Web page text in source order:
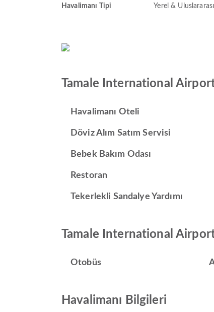
Havalimanı Tipi Yerel & Uluslararası
Tamale International
Havalimanı Oteli
Döviz Alım Satım Servisi
Bebek Bakım Odası
Restoran
Tekerlekli Sandalye Yardımı
Tamale International
Otobüs
Havalimanı Bilgileri